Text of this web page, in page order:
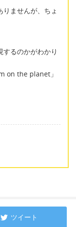
ませんが、ちょ
るのかがわかり
on the planet」
ツイート